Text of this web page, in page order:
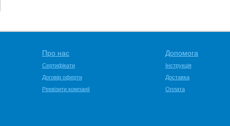
Про нас
Сертифікати
Договір оферти
Реквізити компанії
Допомога
Інструкція
Доставка
Оплата